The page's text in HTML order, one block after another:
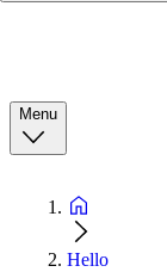
Menu
Hello